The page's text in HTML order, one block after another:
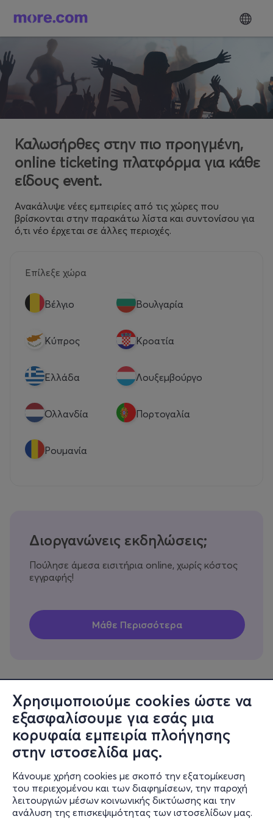
Χρησιμοποιούμε cookies ώστε να
εξασφαλίσουμε για εσάς μια
κορυφαία εμπειρία πλοήγησης
στην ιστοσελίδα μας.
Κάνουμε χρήση cookies με σκοπό την εξατομίκευση
του περιεχομένου και των διαφημίσεων, την παροχή
λειτουργιών μέσων κοινωνικής δικτύωσης και την
ανάλυση της επισκεψιμότητας των ιστοσελίδων μας.
Καλωσήρθες στην πιο προηγμένη,
online ticketing πλατφόρμα για κάθε
είδους event.
Ανακάλυψε νέες εμπειρίες από τις χώρες που
βρίσκονται στην παρακάτω λίστα και συντονίσου για
ό,τι νέο έρχεται σε άλλες περιοχές.
Επίλεξε χώρα
Βέλγιο Βουλγαρία
Κύπρος Κροατία
Eλλάδα Λουξεμβούργο
Ολλανδία Πορτογαλία
Ρουμανία
Διοργανώνεις εκδηλώσεις;
Πούλησε άμεσα εισιτήρια online, χωρίς κόστος
εγγραφής!
Πληροφορίες
Υποστήριξη
Stay Connected